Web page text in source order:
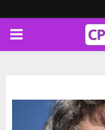
PRIMARY